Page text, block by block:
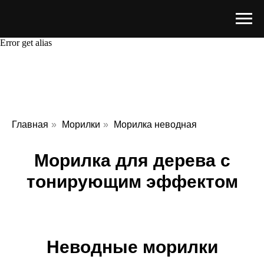
Error get alias
Главная » Морилки » Морилка неводная
Морилка для дерева с
тонирующим эффектом
Неводные морилки